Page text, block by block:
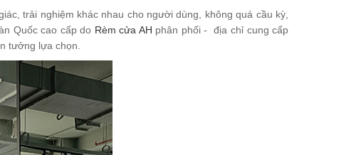
trải nghiệm khác nhau cho người dùng, không quá cầu kỳ,
Quốc cao cấp do Rèm cửa AH phân phối - địa chỉ cung cấp
tưởng lựa chọn.